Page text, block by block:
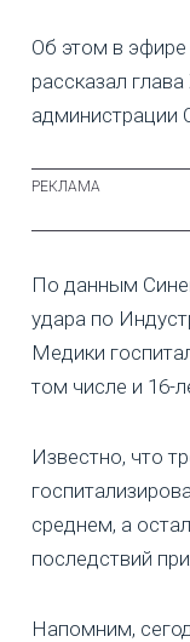
Об этом в
рассказал
администрации
По данным
удара по
Медики
том числе и 16-
Известно, что
среднем, а
последствий
Напомним,